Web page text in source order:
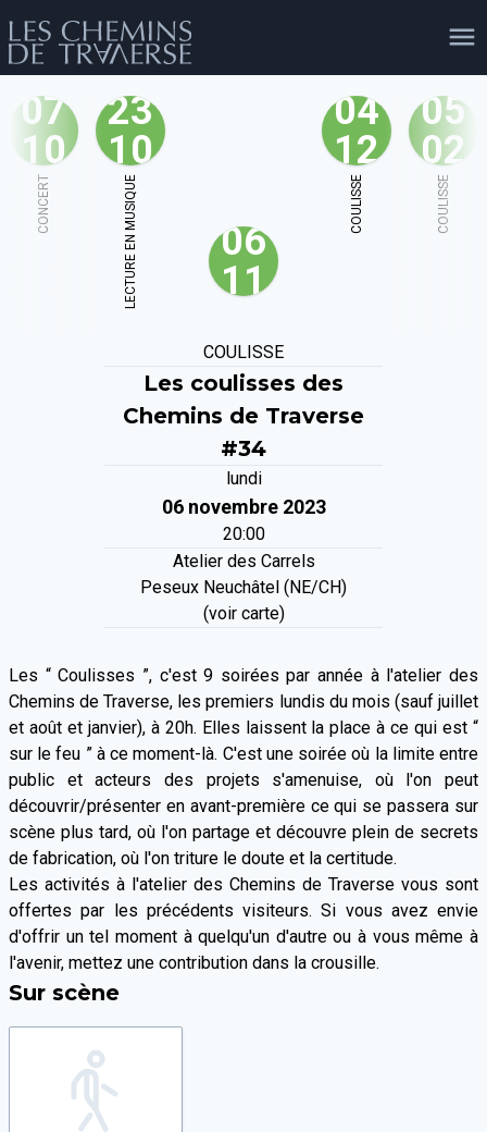
agenda personnes shop
facebook
07
10
CONCERT
23
10
LECTURE EN MUSIQUE
06
11
04
12
COULISSE
05
02
COULISSE
COULISSE
Les coulisses des
Chemins de Traverse
#34
lundi
06 novembre 2023
20:00
Atelier des Carrels
Peseux Neuchâtel (NE/CH)
(voir carte)
Les “ Coulisses ”, c'est 9 soirées par année à l'atelier des
Chemins de Traverse, les premiers lundis du mois (sauf juillet
et août et janvier), à 20h. Elles laissent la place à ce qui est “
sur le feu ” à ce moment-là. C'est une soirée où la limite entre
public et acteurs des projets s'amenuise, où l'on peut
découvrir/présenter en avant-première ce qui se passera sur
scène plus tard, où l'on partage et découvre plein de secrets
de fabrication, où l'on triture le doute et la certitude.
Les activités à l'atelier des Chemins de Traverse vous sont
offertes par les précédents visiteurs. Si vous avez envie
d'offrir un tel moment à quelqu'un d'autre ou à vous même à
l'avenir, mettez une contribution dans la crousille.
Sur scène